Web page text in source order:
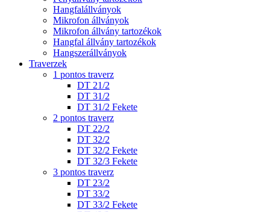
Hangfalállványok
Mikrofon állványok
Mikrofon állvány tartozékok
Hangfal állvány tartozékok
Hangszerállványok
Traverzek
1 pontos traverz
DT 21/2
DT 31/2
DT 31/2 Fekete
2 pontos traverz
DT 22/2
DT 32/2
DT 32/2 Fekete
DT 32/3 Fekete
3 pontos traverz
DT 23/2
DT 33/2
DT 33/2 Fekete